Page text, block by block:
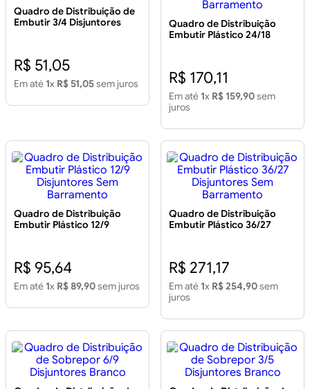
Quadro de Distribuição de
Embutir 3/4 Disjuntores
R$ 51,05
Em até 1x R$ 51,05sem juros
Quadro de Distribuição
Embutir Plástico 24/18
R$ 170,11
Em até 1x R$ 159,90sem
juros
Quadro de Distribuição
Embutir Plástico 12/9
R$ 95,64
Em até 1x R$ 89,90sem juros
Quadro de Distribuição
Embutir Plástico 36/27
R$ 271,17
Em até 1x R$ 254,90sem
juros